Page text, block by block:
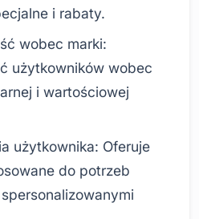
i rabaty.
wobec marki:
użytkowników wobec
i wartościowej
użytkownika: Oferuje
do potrzeb